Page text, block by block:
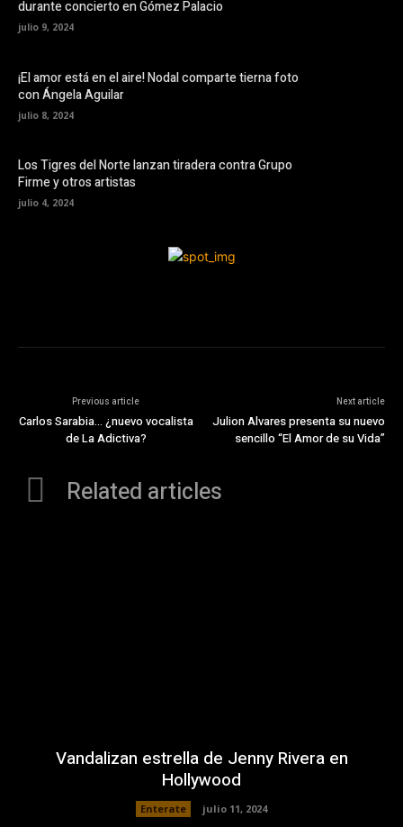
durante concierto en Gómez Palacio
julio 9, 2024
¡El amor está en el aire! Nodal comparte tierna foto
con Ángela Aguilar
julio 8, 2024
Los Tigres del Norte lanzan tiradera contra Grupo
Firme y otros artistas
julio 4, 2024
Previous article
Carlos Sarabia… ¿nuevo vocalista
de La Adictiva?
Next article
Julion Alvares presenta su nuevo
sencillo “El Amor de su Vida”
Related articles
Vandalizan estrella de Jenny Rivera en
Hollywood
Enterate julio 11, 2024